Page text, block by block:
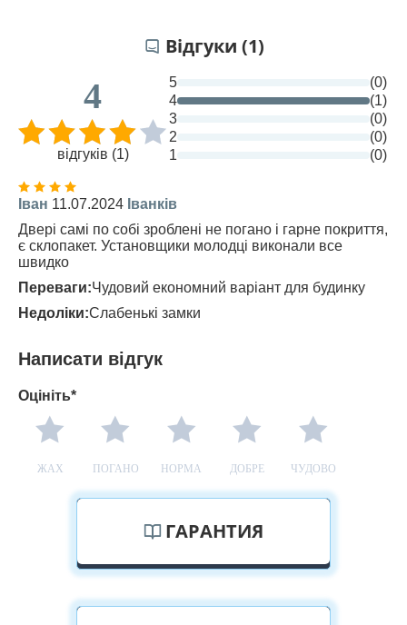
Відгуки (1)
4
відгуків (1)
5
(0)
4
(1)
3
(0)
2
(0)
1
(0)
Іван 11.07.2024 Іванків
Двері самі по собі зроблені не погано і гарне покриття,
є склопакет. Установщики молодці виконали все
швидко
Переваги:Чудовий економний варіант для будинку
Недоліки:Слабенькі замки
Написати відгук
Оцініть*
ЖАХ ПОГАНО НОРМА ДОБРЕ ЧУДОВО
ГАРАНТИЯ